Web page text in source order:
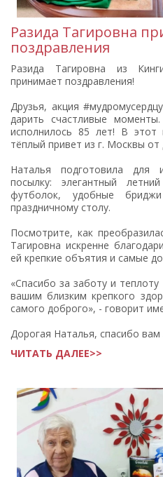
Разида Тагировна
поздравления
Разида Тагировна из
принимает поздравления!
Друзья, акция
дарить счастливые
исполнилось 85 лет! В
тёплый привет из г. Москвы от
Наталья подготовила для
посылку: элегантный
футболок, удобные
праздничному столу.
Посмотрите, как
Тагировна искренне
ей крепкие объятия и самые
«Спасибо за заботу и
вашим близким крепкого
самого доброго», - говорит
Дорогая Наталья, спасибо вам
ЧИТАТЬ ДАЛЕЕ>>